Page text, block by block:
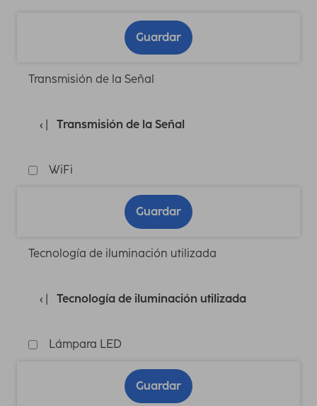
Guardar
Transmisión de la Señal
Transmisión de la Señal
WiFi
Guardar
Tecnología de iluminación utilizada
Tecnología de iluminación utilizada
Lámpara LED
Guardar